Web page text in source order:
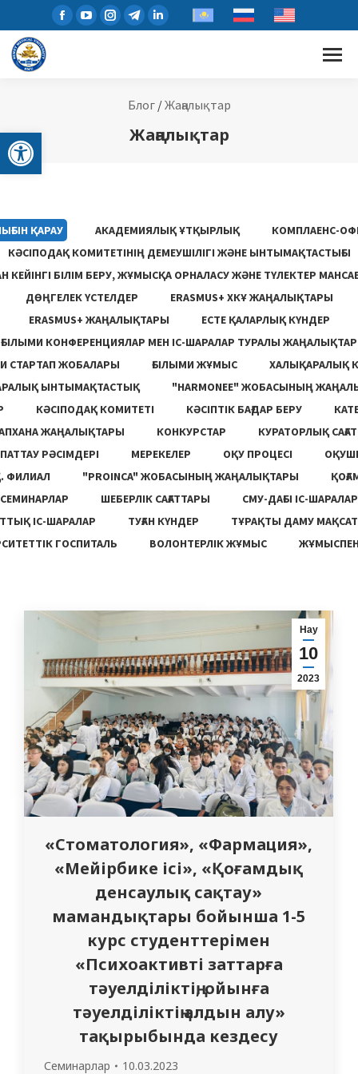
Open toolbar
Блог/Жаңалықтар
Жаңалықтар
ҚАРАУ АКАДЕМИЯЛЫҚ ҰТҚЫРЛЫҚ
КОМПЛАЕНС-
КӘСІПОДАҚ КОМИТЕТІНІҢ ДЕМЕУШІЛІГІ ЖӘНЕ ЫНТЫМАҚТАСТЫҒЫ
КЕЙІНГІ БІЛІМ БЕРУ, ЖҰМЫСҚА ОРНАЛАСУ ЖƏНЕ ТҮЛЕКТЕР
ДӨҢГЕЛЕК ҮСТЕЛДЕР
ERASMUS+ ХКҰ ЖАҢАЛЫҚТАРЫ
ERASMUS+ ЖАҢАЛЫҚТАРЫ
ЕСТЕ ҚАЛАРЛЫҚ КҮНДЕР
ҒЫЛЫМИ КОНФЕРЕНЦИЯЛАР МЕН ІС-ШАРАЛАР ТУРАЛЫ ЖАҢАЛЫҚТАР
СТАРТАП ЖОБАЛАРЫ
ҒЫЛЫМИ ЖҰМЫС
ХАЛЫҚАРАЛЫҚ
ЫНТЫМАҚТАСТЫҚ
"HARMONEE" ЖОБАСЫНЫҢ
КӘСІПОДАҚ КОМИТЕТІ КӘСІПТІК БАҒДАР БЕРУ
ЖАҢАЛЫҚТАРЫ
КОНКУРСТАР
КУРАТОРЛЫҚ
РӘСІМДЕРІ
МЕРЕКЕЛЕР ОҚУ ПРОЦЕСІ
ФИЛИАЛ
"PROINCA" ЖОБАСЫНЫҢ ЖАҢАЛЫҚТАРЫ
СЕМИНАРЛАР
ШЕБЕРЛІК САҒАТТАРЫ
СМУ-ДАҒЫ ІС-ШАРАЛАР
ІС-ШАРАЛАР
ТУҒАН КҮНДЕР
ТҰРАҚТЫ ДАМУ
ГОСПИТАЛЬ
ВОЛОНТЕРЛІК ЖҰМЫС
Нау
10
2023
«Стоматология», «Фармация»,
«Мейірбике ісі», «Қоғамдық
денсаулық сақтау»
мамандықтары бойынша 1-5
курс студенттерімен
«Психоактивті заттарға
тәуелділіктің, ойынға
тәуелділіктің алдын алу»
тақырыбында кездесу
Семинарлар 10.03.2023